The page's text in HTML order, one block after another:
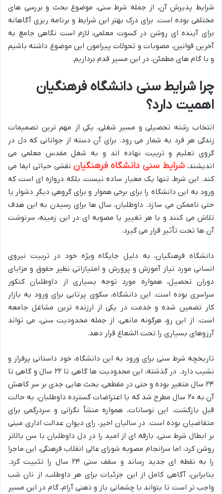
شرایط پذیرش آن، از جمله شرط سنی، موضوع بحث و بررسی های
مختلفی بوده است. برای درک بهتر این شرایط و برنامه ریزی آگاهانه
برای آینده ای روشن در کسوت معلمی، لازم است نگاهی جامع به
آخرین قوانین، مصوبات و تحولات پیرامون این موضوع داشته باشیم
و با گام های مطمئن، در این مسیر قدم برداریم.
چرا شرایط سنی دانشگاه فرهنگیان
اهمیت دارد؟
انتخاب رشته تحصیلی و مسیر شغلی، یکی از مهم ترین تصمیمات
زندگی هر فرد به شمار می رود. برای آن دسته از جوانانی که دل در
گروی تعلیم و تربیت نهاده اند و به شغل مقدس معلمی می
اندیشند، شرایط سنی دانشگاه فرهنگیان نقشی حیاتی ایفا می
کند. این شرط، تنها یک معیار ساده نیست، بلکه دروازه ای است که
ورود به این دانشگاه را برای برخی هموار و برای گروهی دیگر دشوار یا
حتی ناممکن می سازد. داوطلبان، سال ها برای رسیدن به این هدف
تلاش می کنند و با هر تغییر یا مصوبه ای در این زمینه، سرنوشت
آن ها تحت تأثیر قرار می گیرد.
دانشگاه فرهنگیان، به دلیل جایگاه ویژه خود در تربیت نیروی
انسانی مورد نیاز آموزش و پرورش و امتیازاتی نظیر حقوق و مزایای
دوران تحصیل، همواره مورد توجه بسیاری از داوطلبان کنکور
سراسری بوده است. این دانشگاه، سکوی پرتابی برای ورود به بازار
کار تضمین شده و خدمت در یکی از ارزنده ترین مشاغل جامعه
است. از این رو، هرگونه مانعی، از جمله محدودیت سنی، می تواند
آرزوهای بسیاری را تحت الشعاع قرار دهد.
تاریخچه شرط سنی برای ورود به این دانشگاه، خود داستانی پرفراز و
نشیب دارد. در گذشته، این محدودیت ها گاهی تا ۲۲ سال و گاهی تا
۲۴ سال متغیر بوده و حتی در مقطعی، بحث هایی جدی بر سر کاهش
آن به ۲۰ سال مطرح شد که با اعتراضات گسترده داوطلبان، به حالت
قبل بازگشت. این نوسانات، همواره منشأ نگرانی و سردرگمی برای
متقاضیان بوده است. در سالیان اخیر، رای دیوان عدالت اداری مبنی
بر ابطال شرط سنی، بارقه ای از امید را در دل داوطلبان با سن بالاتر
روشن کرد، اما سرانجام مصوبه شورای عالی انقلاب فرهنگی، این ماجرا
را به نقطه ای جدید رساند و سقف سنی ۲۴ سال را تثبیت کرد.
بنابراین، آگاهی کامل از این جزئیات برای هر داوطلب، از نان شب
واجب تر است تا بتواند با چشمانی باز و ذهنی آرام، گام در این مسیر